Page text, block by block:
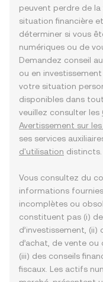
peuvent perdre de
situation financière
déterminer si vous
numériques ou de
Demandez conseil
ou en
votre situation
disponibles dans
veuillez consulter les
Avertissement sur
ses services
d'utilisation distincts.
Vous consultez du
informations
incomplètes ou
constituent pas (i)
d’investissement,
d’achat, de vente
(iii) des conseils
fiscaux. Les actifs